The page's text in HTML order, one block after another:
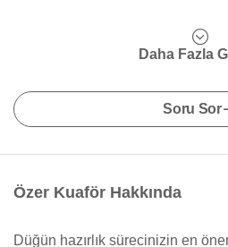
Daha Fazla
Soru Sor
Özer Kuaför Hakkında
Düğün hazırlık sürecinizin en